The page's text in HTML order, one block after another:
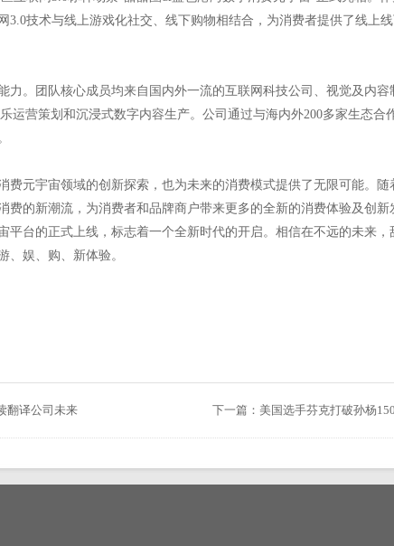
技术与线上游戏化社交、线下购物相结合，为消费者提供了线上
。团队核心成员均来自国内外一流的互联网科技公司、视觉及内容
运营策划和沉浸式数字内容生产。公司通过与海内外200多家生态合
费元宇宙领域的创新探索，也为未来的消费模式提供了无限可能。随
的新潮流，为消费者和品牌商户带来更多的全新的消费体验及创新
平台的正式上线，标志着一个全新时代的开启。相信在不远的未来，
、娱、购、新体验。
翻译公司未来 下一篇： 美国选手芬克打破孙杨